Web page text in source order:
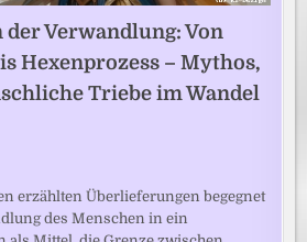
Verwandlung: Von
Hexenprozess – Mythos,
Triebe im Wandel
erzählten Überlieferungen begegnet
des Menschen in ein